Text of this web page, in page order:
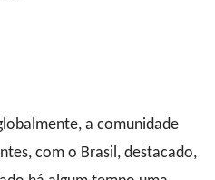
a comunidade
com o Brasil, destacado,